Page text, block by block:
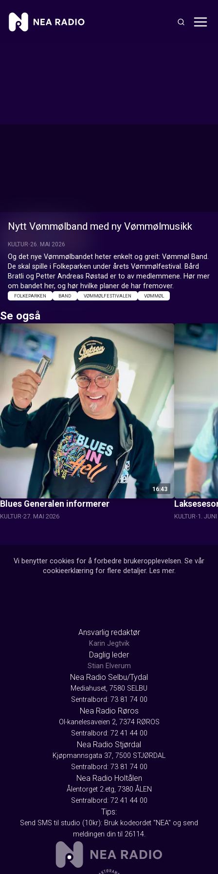
Nytt Vømmølband med ny Vømmølmusikk
KULTUR 26. MAI 2026
Og det nye Vømmølbandet heter enkelt og greit: Vømmøl Band.
De skal spille i Folkeparken under årets Vømmølfestival. Bård
Bratli og Petter Andreas Røstad er to av medlemmene. Hør mer
om bandet her, og hør hvilke planer de har fremover.
FOLKEPARKEN BAND VØMMØLFESTIVALEN VØMMØL
Se også
16:43
Blues Generalen informerer
KULTUR 27. MAI 2026 KULTUR 1.
Vi benytter cookies for å forbedre brukeropplevelsen. Se vår
cookieerklæring for flere detaljer. Les mer.
Ansvarlig redaktør
Karin Jegtvik
Daglig leder
Stian Elverum
Nea Radio Selbu/Tydal
Mediahuset, 7580 SELBU
Sentralbord: 73 81 74 00
Nea Radio Røros
Ol-kanelesaveien 2, 7374 RØROS
Sentralbord: 72 41 44 00
Nea Radio Stjørdal
Kjøpmannsgata 37, 7500 STJØRDAL
Sentralbord: 73 81 74 00
Nea Radio Holtålen
Ålentorget 2.etg, 7380 ÅLEN
Sentralbord: 72 41 44 00
Tips:
Send SMS til studio (10kr): Bruk kodeordet "NEA" og send
meldingen din til 26114.